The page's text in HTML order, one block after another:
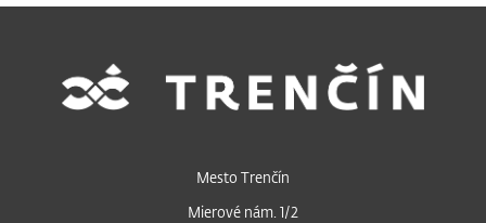
Mesto Trenčín
Mierové nám. 1/2